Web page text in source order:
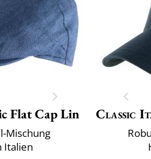
Flat Cap Lin
Mischung
Italien
Classic